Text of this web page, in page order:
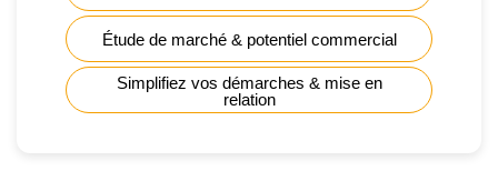
Étude de marché & potentiel commercial
Simplifiez vos démarches & mise en
relation